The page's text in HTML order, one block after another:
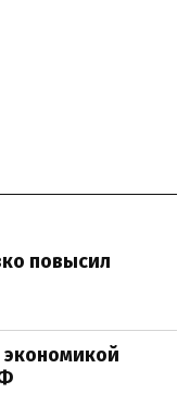
повысил
экономикой